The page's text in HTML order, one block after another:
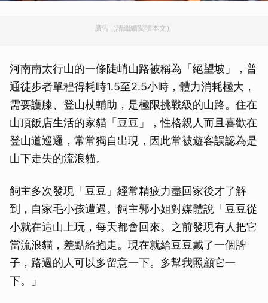
廣告（請繼續閱讀本文）
河南南太行山的一條陡峭山路被稱為「絕望坡」，普
通徒步者單程得耗時1.5至2.5小時，體力消耗極大，
需要護膝、登山杖輔助，是極限挑戰級的山路。住在
山頂飯店生活的家貓「豆豆」，性格親人而且喜歡在
登山道巡邏，常常獨自出現，因此常被遊客誤認為是
山下走失的流浪貓。
飼主多次發現「豆豆」經常精疲力盡回家後才了解
到，自家毛小孩遭遇。飼主郭小姐對媒體說「豆豆從
小就在這山上玩，每天都會回來。之前發現有人把它
當流浪貓，差點給抱走。現在就給豆豆戴了一個牌
子，路過的人可以多留意一下。多幫我照顧它一
下。」